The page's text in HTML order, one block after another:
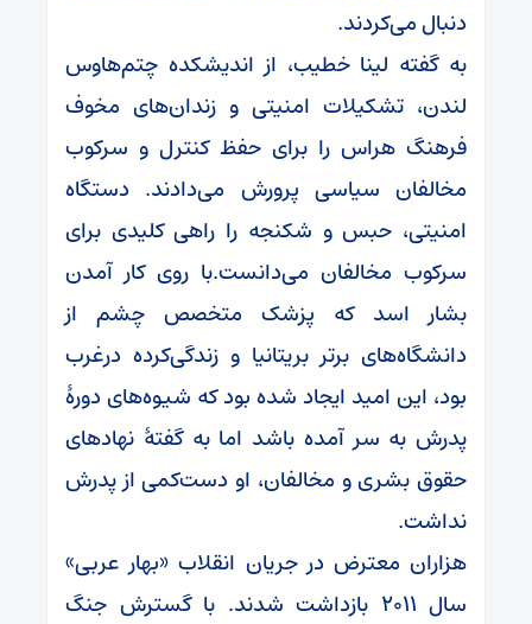
دنبال می‌کردند.
به گفته لینا خطیب، از اندیشکده چتم‌هاوس
لندن، تشکیلات امنیتی و زندان‌های مخوف
فرهنگ هراس را برای حفظ کنترل و سرکوب
مخالفان سیاسی پرورش می‌دادند. دستگاه
امنیتی، حبس و شکنجه را راهی کلیدی برای
سرکوب مخالفان می‌دانست.با روی کار آمدن
بشار اسد که پزشک متخصص چشم از
دانشگاه‌های برتر بریتانیا و زندگی‌کرده درغرب
بود، این امید ایجاد شده بود که شیوه‌های دورهٔ
پدرش به سر آمده باشد اما به گفتهٔ نهادهای
حقوق بشری و مخالفان، او دست‎‌کمی از پدرش
نداشت.
هزاران معترض در جریان انقلاب «بهار عربی»
سال ۲۰۱۱ بازداشت شدند. با گسترش جنگ